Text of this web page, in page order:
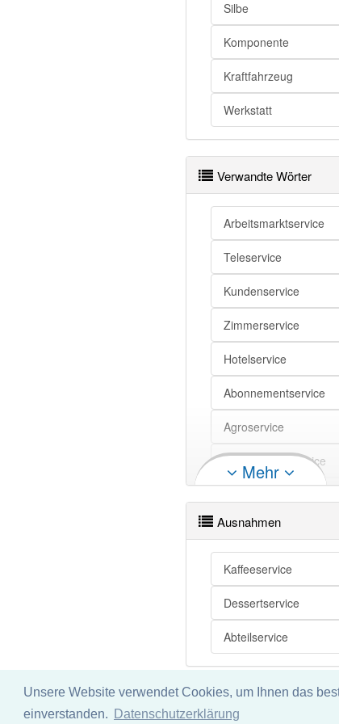
Unsere Website verwendet Cookies, um Ihnen das
einverstanden.
Datenschutzerklärung
Silbe
Komponente
Kraftfahrzeug
Werkstatt
Verwandte Wörter
Arbeitsmarktservice
Teleservice
Kundenservice
Zimmerservice
Hotelservice
Abonnementservice
Agroservice
Anwendungsservice
Automobilservice
Bankettservice
Beratungsservice
Brandschutzservice
Bügelservice
Chemieservice
Mehr
Ausnahmen
Kaffeeservice
Dessertservice
Abteilservice
Impressum